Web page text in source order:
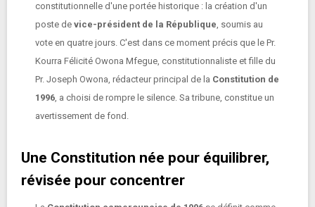
constitutionnelle d'une portée historique : la création d'un
poste de vice-président de la République, soumis au
vote en quatre jours. C'est dans ce moment précis que le Pr.
Kourra Félicité Owona Mfegue, constitutionnaliste et fille du
Pr. Joseph Owona, rédacteur principal de la Constitution de
1996, a choisi de rompre le silence. Sa tribune, constitue un
avertissement de fond.
Une Constitution née pour équilibrer,
révisée pour concentrer